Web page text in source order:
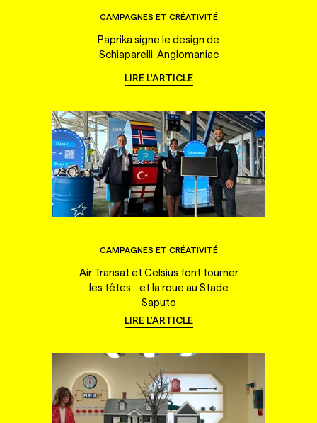
CAMPAGNES ET CRÉATIVITÉ
Paprika signe le design de
Schiaparelli: Anglomaniac
LIRE L'ARTICLE
CAMPAGNES ET CRÉATIVITÉ
Air Transat et Celsius font tourner
les têtes... et la roue au Stade
Saputo
LIRE L'ARTICLE